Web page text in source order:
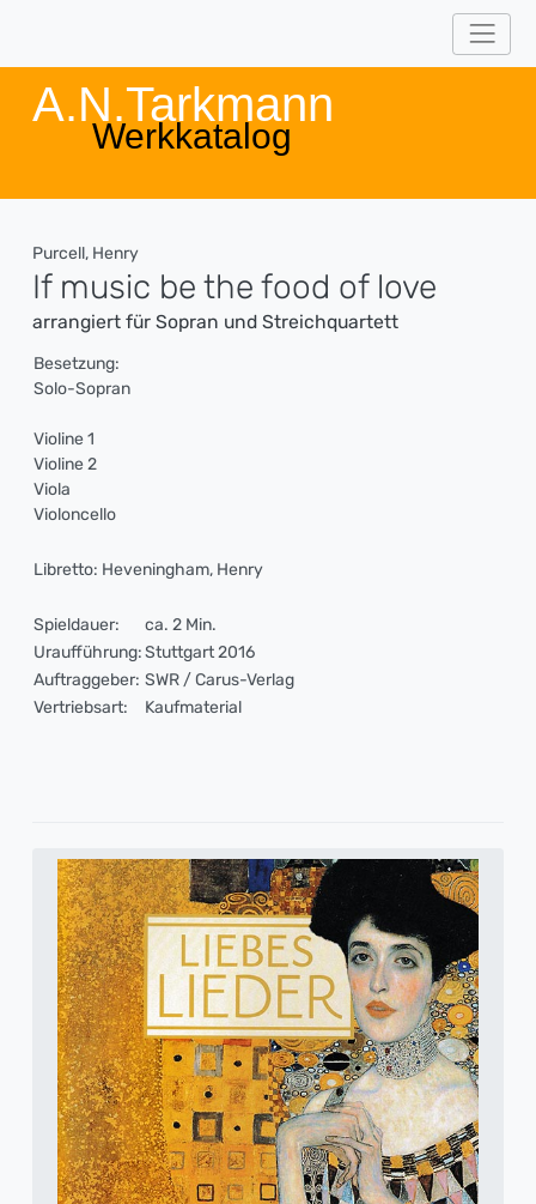
A.N.Tarkmann
Werkkatalog
Purcell, Henry
If music be the food of love
arrangiert für Sopran und Streichquartett
Besetzung:
Solo-Sopran
Violine 1
Violine 2
Viola
Violoncello
Libretto: Heveningham, Henry
Spieldauer:
ca. 2 Min.
Uraufführung:Stuttgart 2016
Auftraggeber: SWR / Carus-Verlag
Vertriebsart:
Kaufmaterial